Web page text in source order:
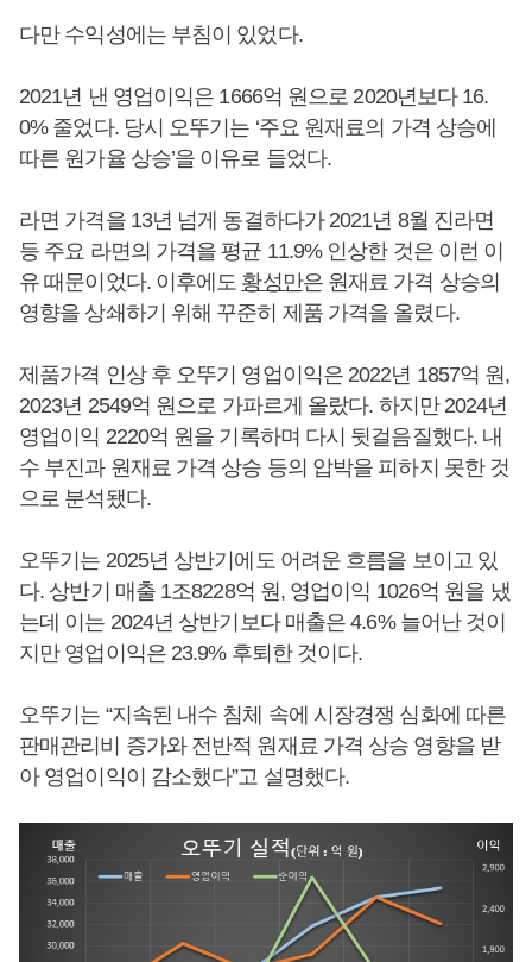
다만 수익성에는 부침이 있었다.
2021년 낸 영업이익은 1666억 원으로 2020년보다 16.
0% 줄었다. 당시 오뚜기는 ‘주요 원재료의 가격 상승에
따른 원가율 상승’을 이유로 들었다.
라면 가격을 13년 넘게 동결하다가 2021년 8월 진라면
등 주요 라면의 가격을 평균 11.9% 인상한 것은 이런 이
유 때문이었다. 이후에도 황성만은 원재료 가격 상승의
영향을 상쇄하기 위해 꾸준히 제품 가격을 올렸다.
제품가격 인상 후 오뚜기 영업이익은 2022년 1857억 원,
2023년 2549억 원으로 가파르게 올랐다. 하지만 2024년
영업이익 2220억 원을 기록하며 다시 뒷걸음질했다. 내
수 부진과 원재료 가격 상승 등의 압박을 피하지 못한 것
으로 분석됐다.
오뚜기는 2025년 상반기에도 어려운 흐름을 보이고 있
다. 상반기 매출 1조8228억 원, 영업이익 1026억 원을 냈
는데 이는 2024년 상반기보다 매출은 4.6% 늘어난 것이
지만 영업이익은 23.9% 후퇴한 것이다.
오뚜기는 “지속된 내수 침체 속에 시장경쟁 심화에 따른
판매관리비 증가와 전반적 원재료 가격 상승 영향을 받
아 영업이익이 감소했다”고 설명했다.